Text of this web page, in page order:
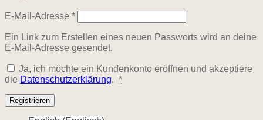
E-Mail-Adresse *Erforderlich
Ein Link zum Erstellen eines neuen Passworts wird an deine
E-Mail-Adresse gesendet.
Ja, ich möchte ein Kundenkonto eröffnen und akzeptiere
die Datenschutzerklärung. *
Registrieren